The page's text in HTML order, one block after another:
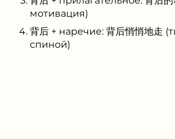
мотивация)
背后 + наречие: 背后悄悄地走
спиной)